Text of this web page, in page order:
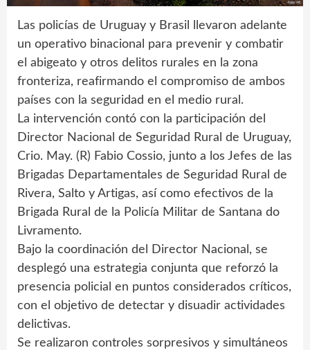
Las policías de Uruguay y Brasil llevaron adelante
un operativo binacional para prevenir y combatir
el abigeato y otros delitos rurales en la zona
fronteriza, reafirmando el compromiso de ambos
países con la seguridad en el medio rural.
La intervención contó con la participación del
Director Nacional de Seguridad Rural de Uruguay,
Crio. May. (R) Fabio Cossio, junto a los Jefes de las
Brigadas Departamentales de Seguridad Rural de
Rivera, Salto y Artigas, así como efectivos de la
Brigada Rural de la Policía Militar de Santana do
Livramento.
Bajo la coordinación del Director Nacional, se
desplegó una estrategia conjunta que reforzó la
presencia policial en puntos considerados críticos,
con el objetivo de detectar y disuadir actividades
delictivas.
Se realizaron controles sorpresivos y simultáneos